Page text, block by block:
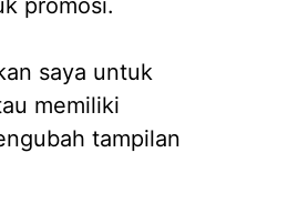
promosi.
saya untuk
memiliki
tampilan